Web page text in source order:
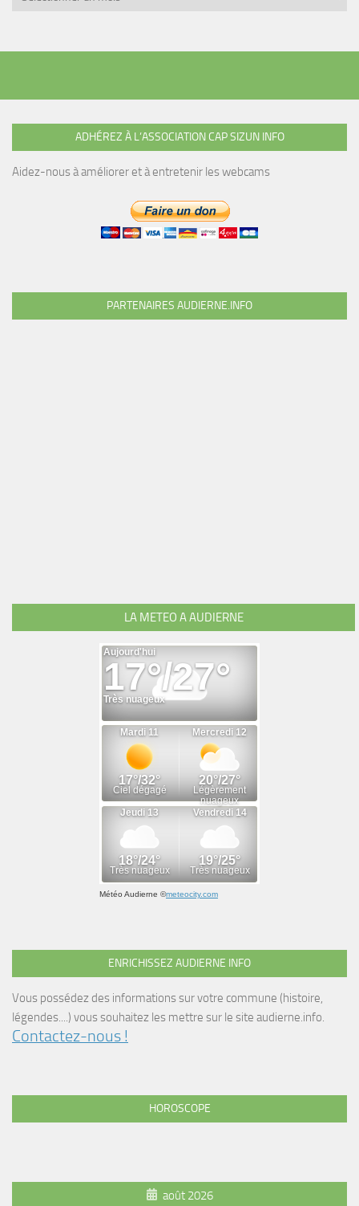
ADHÉREZ À L’ASSOCIATION CAP SIZUN INFO
Aidez-nous à améliorer et à entretenir les webcams
PARTENAIRES AUDIERNE.INFO
LA METEO A AUDIERNE
Météo Audierne ©meteocity.com
ENRICHISSEZ AUDIERNE INFO
Vous possédez des informations sur votre commune (histoire,
légendes....) vous souhaitez les mettre sur le site audierne.info.
Contactez-nous !
HOROSCOPE
août 2026